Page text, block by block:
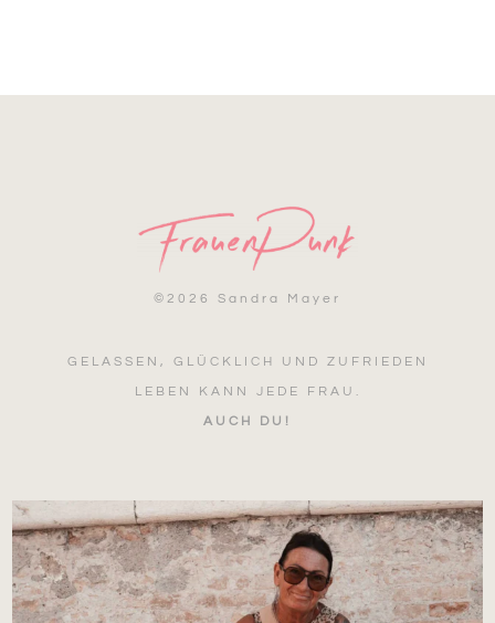
© 2026 Sandra Mayer
GELASSEN, GLÜCKLICH UND ZUFRIEDEN
LEBEN KANN JEDE FRAU.
AUCH DU!